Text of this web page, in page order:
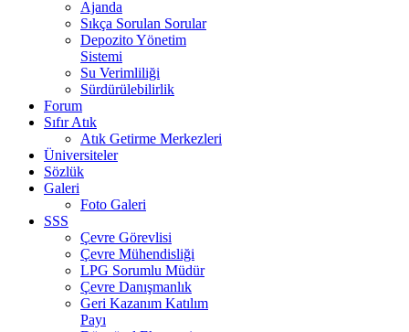
Ajanda
Sıkça Sorulan Sorular
Depozito Yönetim
Sistemi
Su Verimliliği
Sürdürülebilirlik
Forum
Sıfır Atık
Atık Getirme Merkezleri
Üniversiteler
Sözlük
Galeri
Foto Galeri
SSS
Çevre Görevlisi
Çevre Mühendisliği
LPG Sorumlu Müdür
Çevre Danışmanlık
Geri Kazanım Katılım
Payı